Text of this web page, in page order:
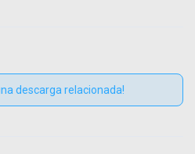
descarga relacionada!